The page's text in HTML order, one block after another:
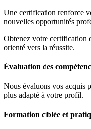
Une certification renforce
nouvelles opportunités
Obtenez votre certification
orienté vers la réussite.
Évaluation des
Nous évaluons vos acquis
plus adapté à votre profil.
Formation ciblée et